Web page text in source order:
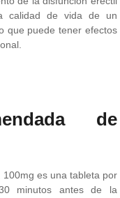
calidad de vida de un
que puede tener efectos
de
es una tableta por
minutos antes de la